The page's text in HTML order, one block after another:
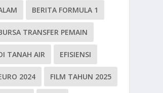
BERITA FORMULA 1
TRANSFER PEMAIN
TANAH AIR EFISIENSI
2024 FILM TAHUN 2025